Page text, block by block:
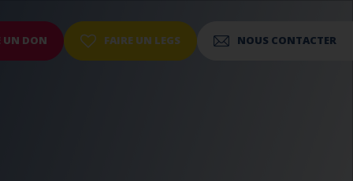
UN DON FAIRE UN LEGS NOUS CONTACTER